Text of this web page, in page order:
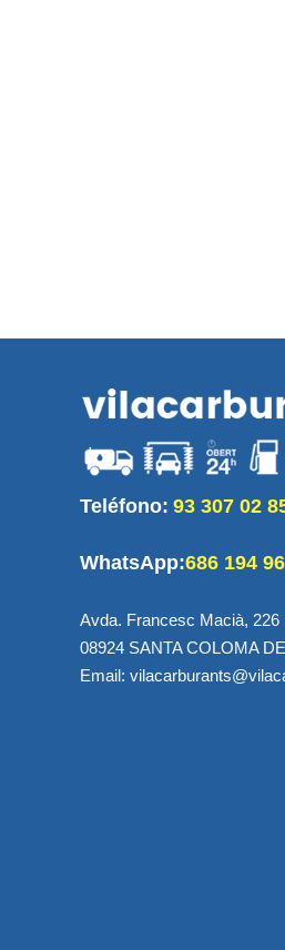
Teléfono: 93 307 02
WhatsApp:686 194
Avda. Francesc Macià, 226
08924 SANTA COLOMA
Email: